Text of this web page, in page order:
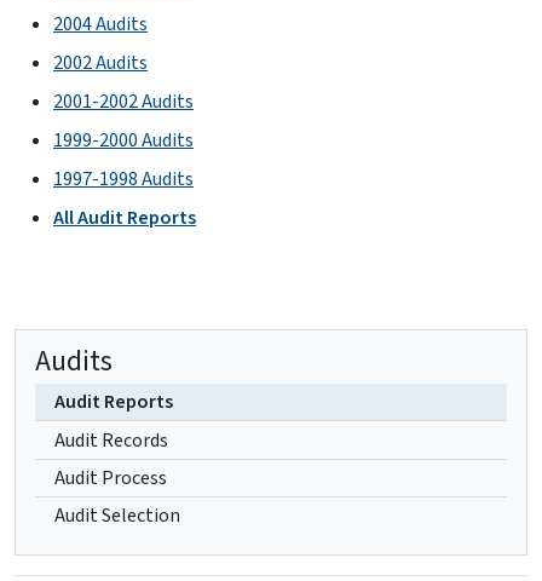
2004 Audits
2002 Audits
2001-2002 Audits
1999-2000 Audits
1997-1998 Audits
All Audit Reports
Audits
Audit Reports
Audit Records
Audit Process
Audit Selection